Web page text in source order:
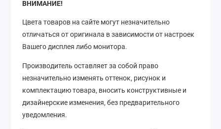
ВНИМАНИЕ!
Цвета товаров на сайте могут незначительно
отличаться от оригинала в зависимости от настроек
Вашего дисплея либо монитора.
Производитель оставляет за собой право
незначительно изменять оттенок, рисунок и
комплектацию товара, вносить конструктивные и
дизайнерские изменения, без предварительного
уведомления.